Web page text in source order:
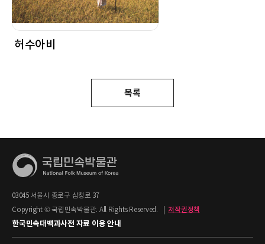
허수아비
목록
03045 서울시 종로구 삼청로 37
Copyright © 국립민속박물관. All Rights Reserved.
저작권정책
한국민속대백과사전 자료 이용 안내